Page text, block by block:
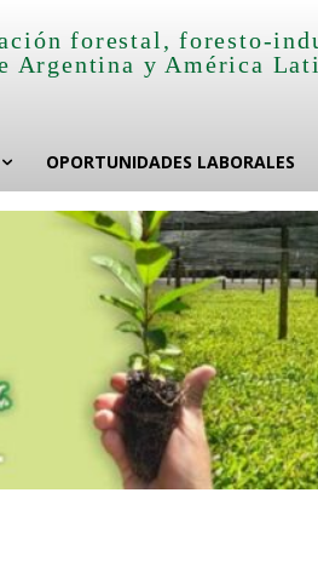
forestal, foresto-
Argentina y América
OPORTUNIDADES LABORALES